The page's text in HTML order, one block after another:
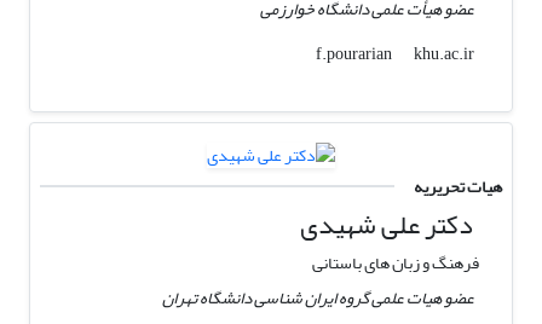
عضو هیأت علمی دانشگاه خوارزمی
f.pourarian
khu.ac.ir
هیات تحریریه
دکتر علی شهیدی
فرهنگ و زبان های باستانی
عضو هیات علمی گروه ایران شناسی دانشگاه تهران